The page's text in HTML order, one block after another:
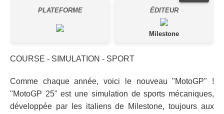
ESPACE
MEMBRE
PLATEFORME ÉDITEUR
Milestone
COURSE - SIMULATION - SPORT
Comme chaque année, voici le nouveau "MotoGP" !
"MotoGP 25" est une simulation de sports mécaniques,
développée par les italiens de Milestone, toujours aux